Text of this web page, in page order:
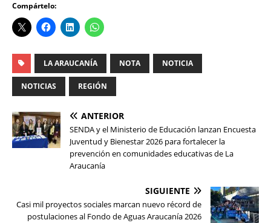
Compártelo:
LA ARAUCANÍA NOTA NOTICIA
NOTICIAS REGIÓN
ANTERIOR
SENDA y el Ministerio de Educación lanzan Encuesta
Juventud y Bienestar 2026 para fortalecer la
prevención en comunidades educativas de La
Araucanía
SIGUIENTE
Casi mil proyectos sociales marcan nuevo récord de
postulaciones al Fondo de Aguas Araucanía 2026